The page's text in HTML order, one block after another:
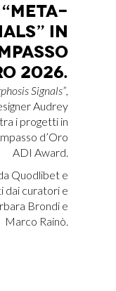
“ME­TA­
IN
2026.
Signals”,
Audrey
i progetti in
d’Oro
ADI Award.
Quodlibet e
dai curatori e
Brondi e
Marco Rainò.